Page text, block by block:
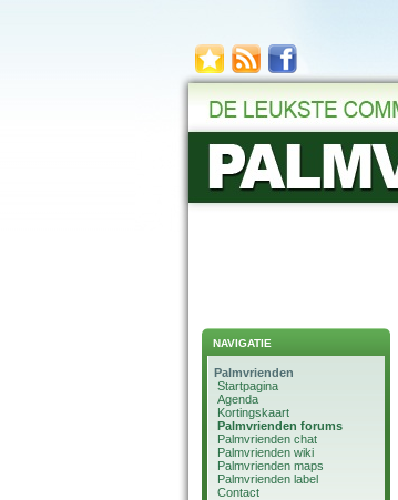
NAVIGATIE
Palmvrienden
Startpagina
Agenda
Kortingskaart
Palmvrienden forums
Palmvrienden chat
Palmvrienden wiki
Palmvrienden maps
Palmvrienden label
Contact